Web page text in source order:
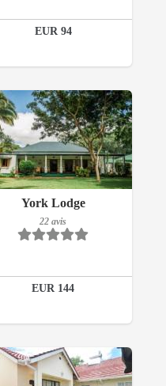
EUR 94
York Lodge
22 avis
EUR 144
Petit-déjeuner inclus
22 avis